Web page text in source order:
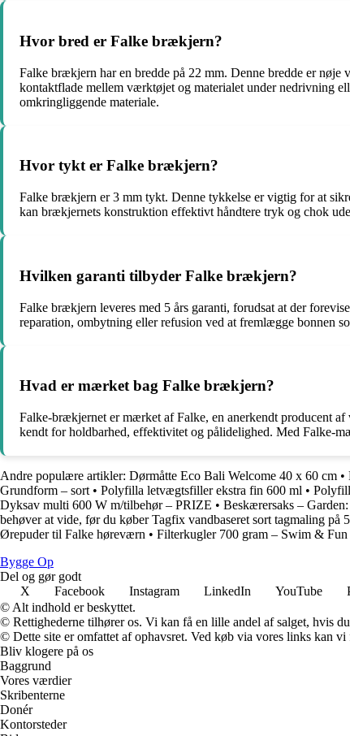
Hvor bred er Falke brækjern?
Falke brækjern har en bredde på 22 mm. Denne bredde er
kontaktflade mellem værktøjet og materialet under nedrivning
omkringliggende materiale.
Hvor tykt er Falke brækjern?
Falke brækjern er 3 mm tykt. Denne tykkelse er vigtig for at
kan brækjernets konstruktion effektivt håndtere tryk og chok
Hvilken garanti tilbyder Falke brækjern?
Falke brækjern leveres med 5 års garanti, forudsat at der
reparation, ombytning eller refusion ved at fremlægge bonnen
Hvad er mærket bag Falke brækjern?
Falke-brækjernet er mærket af Falke, en anerkendt producent
kendt for holdbarhed, effektivitet og pålidelighed. Med Falke-
Andre populære artikler: Dørmåtte Eco Bali Welcome 40 x 60 cm •
Grundform – sort • Polyfilla letvægtsfiller ekstra fin 600 ml •
Dyksav multi 600 W m/tilbehør – PRIZE • Beskærersaks –
behøver at vide, før du køber Tagfix vandbaseret sort tagmaling på
Ørepuder til Falke høreværn • Filterkugler 700 gram – Swim & Fun
Bygge Op
Del og gør godt
X
Facebook Instagram LinkedIn YouTube
© Alt indhold er beskyttet.
© Rettighederne tilhører os. Vi kan få en lille andel af salget, hvis
© Dette site er omfattet af ophavsret. Ved køb via vores links kan
Bliv klogere på os
Baggrund
Vores værdier
Skribenterne
Donér
Kontorsteder